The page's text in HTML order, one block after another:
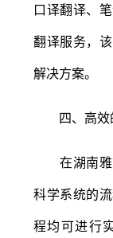
口译翻译、
翻译服务，
解决方案。
四、高效
在湖南雅
科学系统的
程均可进行